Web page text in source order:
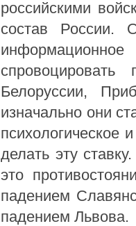
российскими
состав России.
Белоруссии,
изначально они
психологическое
делать эту
это
падением
падением Львова.